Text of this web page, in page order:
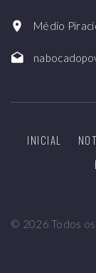
Médio
INICIAL
© 2026 Todos